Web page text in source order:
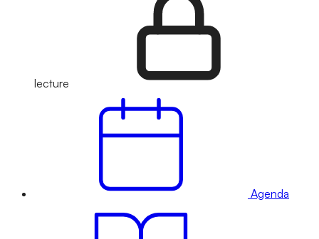
lecture
Agenda